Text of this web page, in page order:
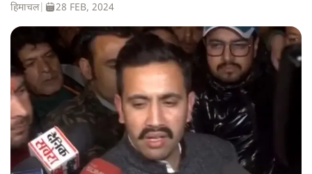
हिमाचल| 28 FEB, 2024